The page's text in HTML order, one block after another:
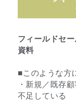
フィールドセ
資料
■このような方
・新規／既存
不足している